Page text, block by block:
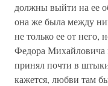
должны выйти на ее
она же была между
не только ее от него,
Федора Михайловича
принял почти в
кажется, любви там